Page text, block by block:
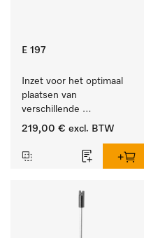
E 197
Inzet voor het optimaal
plaatsen van
verschillende
instrumenten.
219,00 € excl. BTW